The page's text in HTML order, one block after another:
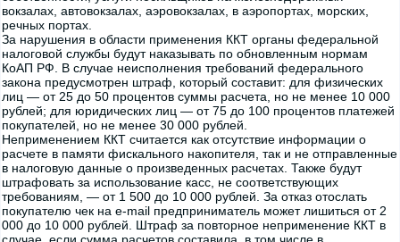
вокзалах, автовокзалах, аэровокзалах, в аэропортах, морских,
речных портах.
За нарушения в области применения ККТ органы федеральной
налоговой службы будут наказывать по обновленным нормам
КоАП РФ. В случае неисполнения требований федерального
закона предусмотрен штраф, который составит: для физических
лиц — от 25 до 50 процентов суммы расчета, но не менее 10 000
рублей; для юридических лиц — от 75 до 100 процентов платежей
покупателей, но не менее 30 000 рублей.
Неприменением ККТ считается как отсутствие информации о
расчете в памяти фискального накопителя, так и не отправленные
в налоговую данные о произведенных расчетах. Также будут
штрафовать за использование касс, не соответствующих
требованиям, — от 1 500 до 10 000 рублей. За отказ отослать
покупателю чек на e-mail предприниматель может лишиться от 2
000 до 10 000 рублей. Штраф за повторное неприменение ККТ в